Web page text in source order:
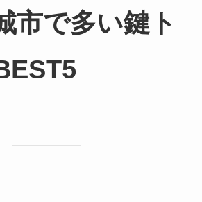
市で多い鍵ト